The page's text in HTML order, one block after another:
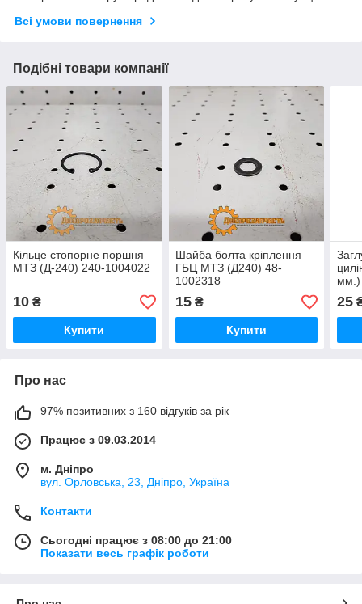
Всі умови повернення
Подібні товари компанії
Кільце стопорне поршня
МТЗ (Д-240) 240-1004022
10 ₴
Купити
Шайба болта кріплення
ГБЦ МТЗ (Д240) 48-
1002318
15₴
Купити
мм.)
Ф-
25
Про нас
97% позитивних з 160 відгуків за рік
Працює з 09.03.2014
м. Дніпро
вул. Орловська, 23, Дніпро, Україна
Контакти
Сьогодні працює з 08:00 до 21:00
Показати весь графік роботи